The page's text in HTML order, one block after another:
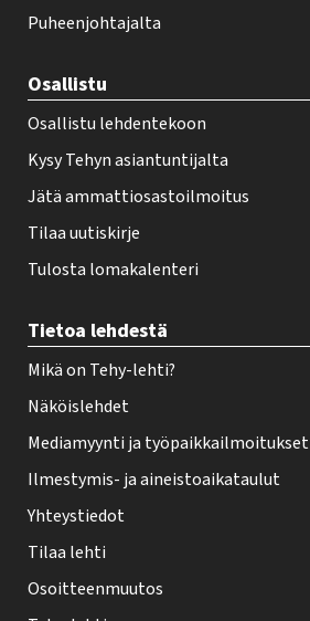
t
r
Puheenjohtajalta
Osallistu
Osallistu lehdentekoon
Kysy Tehyn asiantuntijalta
Jätä ammattiosastoilmoitus
Tilaa uutiskirje
Tulosta lomakalenteri
Tietoa lehdestä
Mikä on Tehy-lehti?
Näköislehdet
Mediamyynti ja työpaikkailmoitukset
Ilmestymis- ja aineistoaikataulut
Yhteystiedot
Tilaa lehti
Osoitteenmuutos